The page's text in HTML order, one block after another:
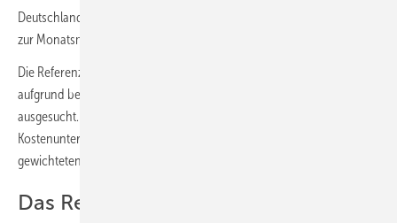
Deutschland. Es handelt sich dabei um eine Momentaufnahme jeweils
zur Monatsmitte.
Die Referenzorte wurden als „Branchen-Standorte“ und nicht
aufgrund besonderer Gegebenheiten in den Gas- oder Stromnetzen
ausgesucht. Sie repräsentieren somit nicht die Spannbreite der
Kostenunterschiede in ganz Deutschland und auch keinen
gewichteten Mittelwert.
Das Referenzgebäude